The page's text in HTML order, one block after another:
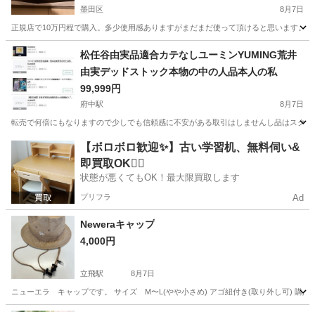
墨田区 8月7日
正規店で10万円程で購入。多少使用感ありますがまだまだ使って頂けると思います。
東京 その他 グッチ
松任谷由実品適合カテなしユーミンYUMING荒井
由実デッドストック本物の中の人品本人の私
99,999円
府中駅 8月7日
転売で何倍にもなりますので少しでも信頼感に不安がある取引はしませんし品はスク
東京 府中市 府中駅 その他 ユーミン
【ボロボロ歓迎✨】古い学習机、無料伺い&
即買取OK🙆‍♀️
状態が悪くてもOK！最大限買取します
プリフラ Ad
Neweraキャップ
4,000円
立飛駅 8月7日
ニューエラ キャップです。 サイズ M〜L(やや小さめ) アゴ紐付き(取り外し可) 購入